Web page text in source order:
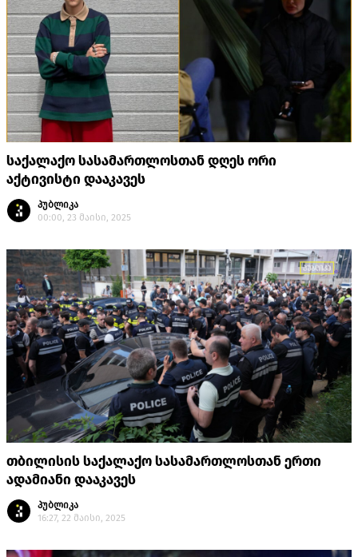
საქალაქო სასამართლოსთან დღეს ორი
აქტივისტი დააკავეს
პუბლიკა
00:00, 23 მაისი, 2025
თბილისის საქალაქო სასამართლოსთან ერთი
ადამიანი დააკავეს
პუბლიკა
16:27, 22 მაისი, 2025